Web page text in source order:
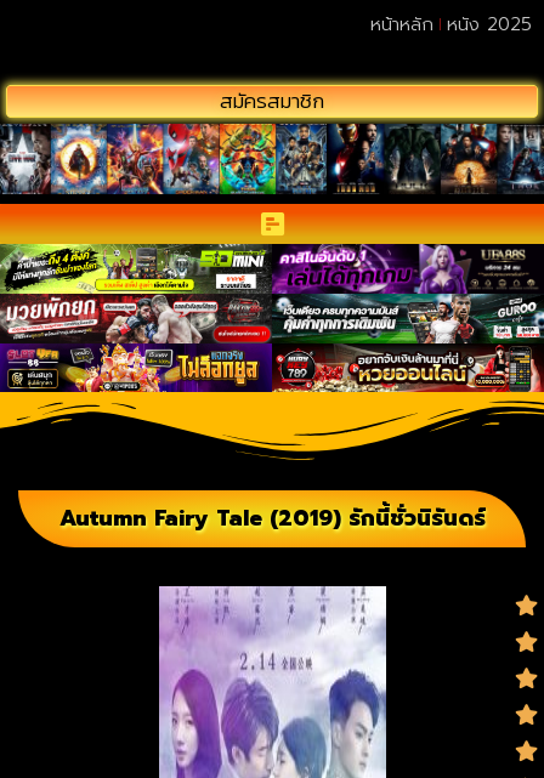
สมัครสมาชิก
หน้าหลัก หนัง 2025
Autumn Fairy Tale (2019) รักนี้ชั่วนิรันดร์